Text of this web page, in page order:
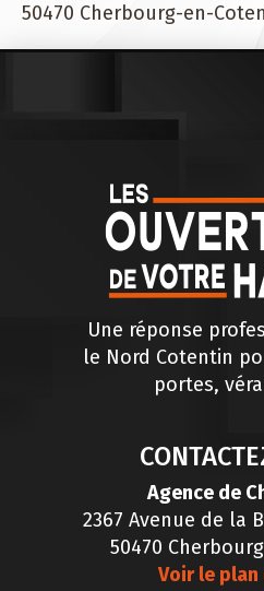
50470 Cherbourg-en-
Une réponse
le Nord Cotentin
portes,
Agence de
2367 Avenue de la
50470
Voir le plan